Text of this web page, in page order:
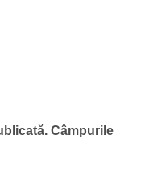
MApN
Câmpurile